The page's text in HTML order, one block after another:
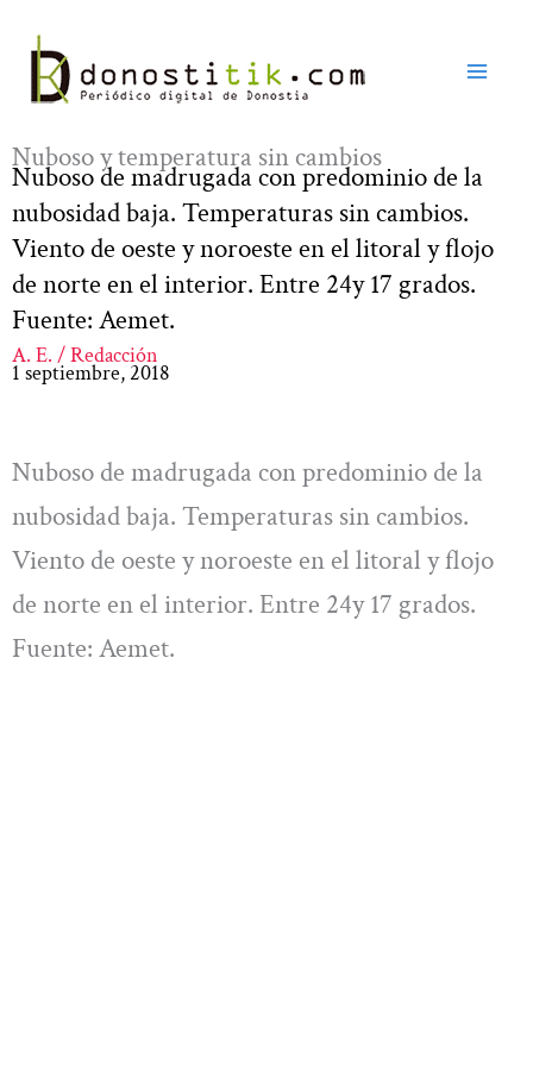
contenido
Nuboso y temperatura sin cambios
Nuboso de madrugada con predominio de la
nubosidad baja. Temperaturas sin cambios.
Viento de oeste y noroeste en el litoral y flojo
de norte en el interior. Entre 24y 17 grados.
Fuente: Aemet.
A. E. / Redacción
1 septiembre, 2018
Nuboso de madrugada con predominio de la
nubosidad baja. Temperaturas sin cambios.
Viento de oeste y noroeste en el litoral y flojo
de norte en el interior. Entre 24y 17 grados.
Fuente: Aemet.